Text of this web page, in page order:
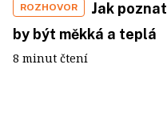
ROZHOVOR
Jak
by být měkká a teplá
8 minut čtení